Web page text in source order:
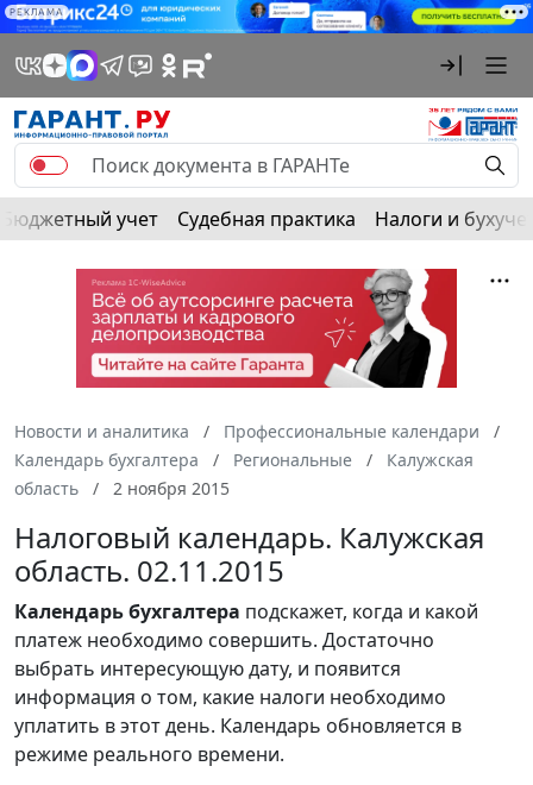
РЕКЛАМА
Бюджетный учет Судебная практика Налоги и
Новости и аналитика
Профессиональные календари
Календарь бухгалтера
Региональные
Калужская
область
2 ноября 2015
Налоговый календарь. Калужская
область. 02.11.2015
Календарьбухгалтера подскажет, когда и какой
платеж необходимо совершить. Достаточно
выбрать интересующую дату, и появится
информация о том, какие налоги необходимо
уплатить в этот день. Календарь обновляется в
режиме реального времени.